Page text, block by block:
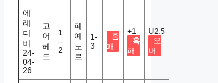
에
레
디
비
24-
04-
26
고
어
헤
드
1
–
2
페
예
노
르
1-
3
홈
패
+1
홈
패
U2.5
오
버